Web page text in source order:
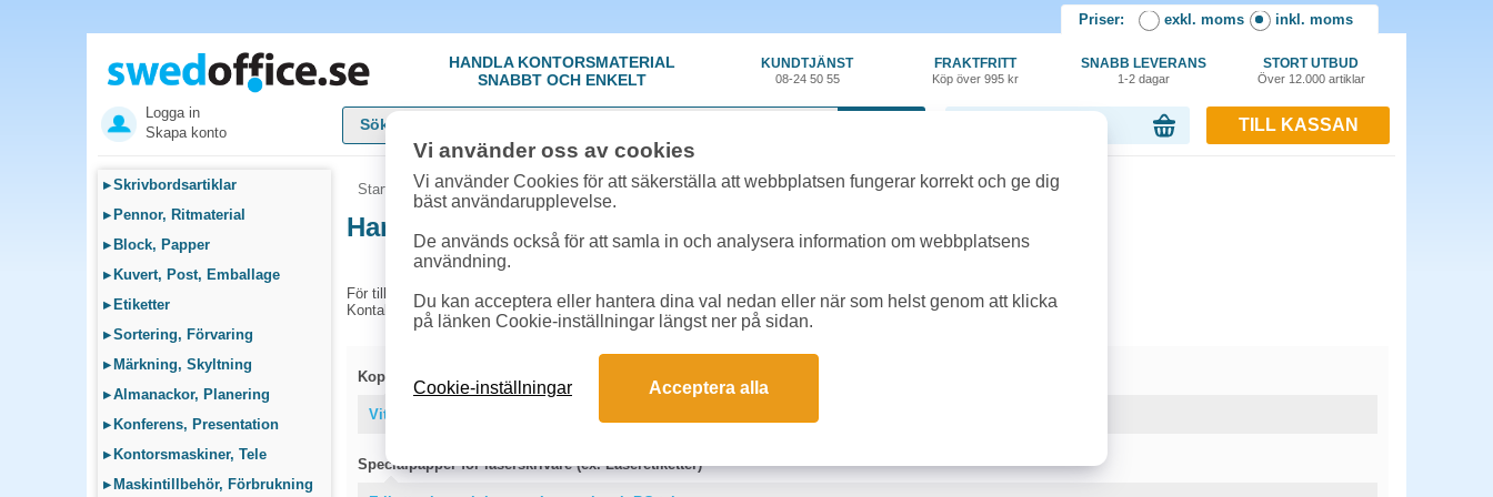
Priser: exkl. moms inkl. moms
HANDLA KONTORSMATERIAL
SNABBT OCH ENKELT
KUNDTJÄNST
08-24 50 55
FRAKTFRITT
Köp över 995 kr
SNABB LEVERANS
1-2 dagar
STORT UTBUD
Över 12.000 artiklar
Logga in
Skapa konto
TILL KASSAN
▸Skrivbordsartiklar
▸ Pennor, Ritmaterial
▸ Block, Papper
▸ Kuvert, Post, Emballage
▸ Etiketter
▸Sortering, Förvaring
▸ Märkning, Skyltning
▸Almanackor, Planering
▸ Konferens, Presentation
▸ Kontorsmaskiner, Tele
▸ Maskintillbehör, Förbrukning
Startsida » Sök bläck & toner»Triumph-Adler LP 4024
Handla Toner till Triumph-Adler LP 4024 online
För tillfället har vi inga produkter kopplade till denna maskin.
Kontakta kundtjänst på tel. 08-24 50 55 för mer information.
Kopieringspapper
Vitt papper Premiumpapper
Specialpapper för laserskrivare (ex. Laseretiketter)
Vi använder oss av cookies
Vi använder Cookies för att säkerställa att webbplatsen fungerar korrekt och ge dig
bäst användarupplevelse.
De används också för att samla in och analysera information om webbplatsens
användning.
Du kan acceptera eller hantera dina val nedan eller när som helst genom att klicka
på länken Cookie-inställningar längst ner på sidan.
Cookie-inställningar Acceptera alla